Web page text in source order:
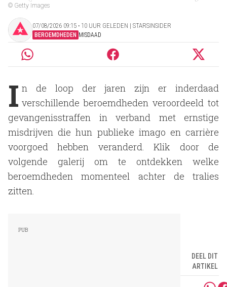
© Getty Images
07/08/2026 09:15 ‧ 10 UUR GELEDEN | STARSINSIDER
BEROEMDHEDEN MISDAAD
I n de loop der jaren zijn er inderdaad
verschillende beroemdheden veroordeeld tot
gevangenisstraffen in verband met ernstige
misdrijven die hun publieke imago en carrière
voorgoed hebben veranderd. Klik door de
volgende galerij om te ontdekken welke
beroemdheden momenteel achter de tralies
zitten.
DEEL DIT
ARTIKEL